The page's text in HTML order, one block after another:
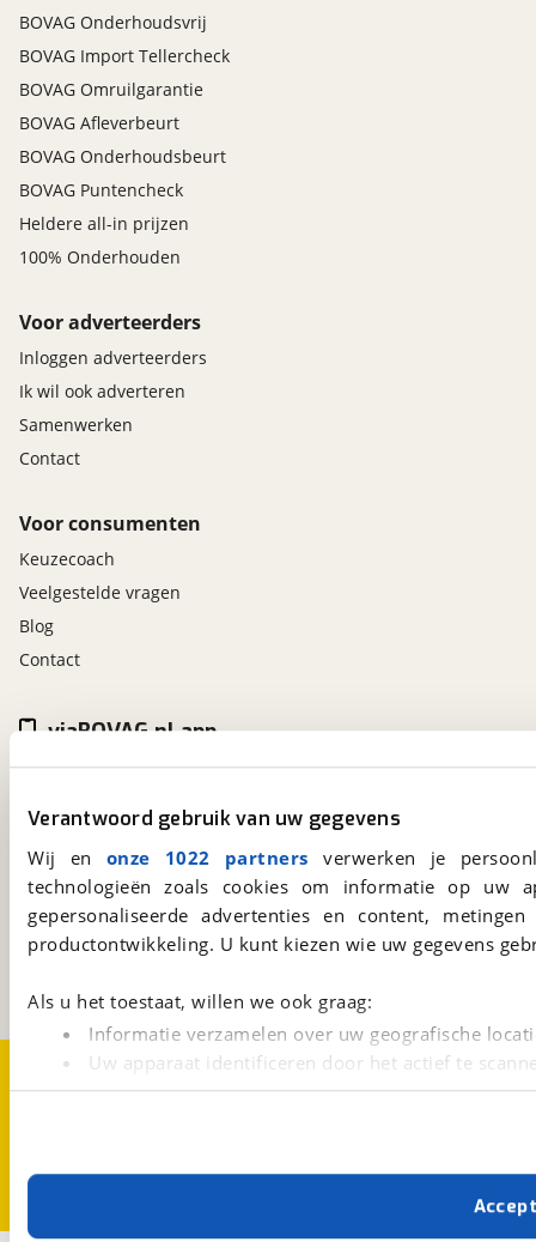
Verantwoord gebruik van uw gegevens
Wij en onze 1022 partners verwerken je
technologieën zoals cookies om informatie op
gepersonaliseerde advertenties en content,
productontwikkeling. U kunt kiezen wie uw gegevens
Als u het toestaat, willen we ook graag:
Informatie verzamelen over uw geografische
Uw apparaat identificeren door het actief te
Lees meer over hoe uw persoonlijke gegevens worden
Met cookies en vergelijkbare technieken zorgen we
cookies zorgen ervoor dat de website goed werkt.
BOVAG Onderhoudsvrij
BOVAG Import Tellercheck
BOVAG Omruilgarantie
BOVAG Afleverbeurt
BOVAG Onderhoudsbeurt
BOVAG Puntencheck
Heldere all-in prijzen
100% Onderhouden
Voor adverteerders
Inloggen adverteerders
Ik wil ook adverteren
Samenwerken
Contact
Voor consumenten
Keuzecoach
Veelgestelde vragen
Blog
Contact
viaBOVAG.nl
Kosterijland
15
3981 AJBunnik
viaBOVAG.nl app
Altijd het meest recente aanbod bij de hand.
Over viaBOVAG.nlDisclaimer- en Privacyverklaring
CookievoorkeurenVacatures